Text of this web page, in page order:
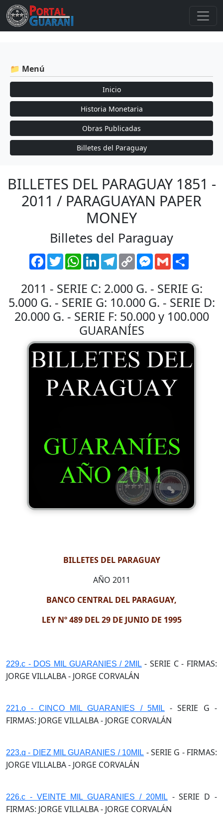
📁 Menú
Inicio
Historia Monetaria
Obras Publicadas
Billetes del Paraguay
BILLETES DEL PARAGUAY 1851 -
2011 / PARAGUAYAN PAPER
MONEY
Billetes del Paraguay
Facebook
TwitterWhatsApp
LinkedInTelegram
Copy
Link
Messenger
Gmail
2011 - SERIE C: 2.000 G. - SERIE G:
5.000 G. - SERIE G: 10.000 G. - SERIE D:
20.000 G. - SERIE F: 50.000 y 100.000
GUARANÍES
BILLETES DEL PARAGUAY
AÑO 2011
BANCO CENTRAL DEL PARAGUAY,
LEY Nº 489 DEL 29 DE JUNIO DE 1995
229.c - DOS MIL GUARANIES / 2MIL- SERIE C - FIRMAS:
JORGE VILLALBA - JORGE CORVALÁN
221.o - CINCO MIL GUARANIES / 5MIL- SERIE G -
FIRMAS: JORGE VILLALBA - JORGE CORVALÁN
223.q - DIEZ MIL GUARANIES / 10MIL - SERIE G - FIRMAS:
JORGE VILLALBA - JORGE CORVALÁN
226.c - VEINTE MIL GUARANIES / 20MIL- SERIE D -
FIRMAS: JORGE VILLALBA - JORGE CORVALÁN